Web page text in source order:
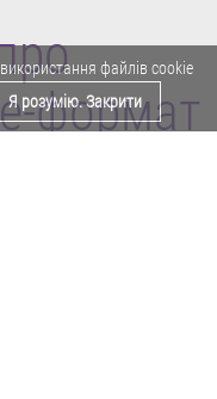
формат
файлів cookie
Я розумію. Закрити